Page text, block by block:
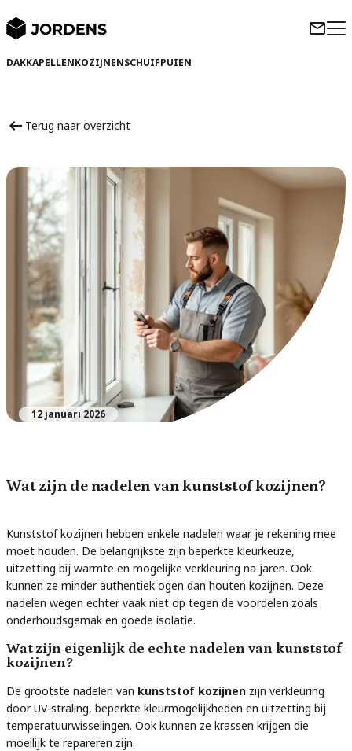
DAKKAPELLENKOZIJNENSCHUIFPUIEN
Terug naar overzicht
12 januari 2026
Wat zijn de nadelen van kunststof kozijnen?
Kunststof kozijnen hebben enkele nadelen waar je rekening mee
moet houden. De belangrijkste zijn beperkte kleurkeuze,
uitzetting bij warmte en mogelijke verkleuring na jaren. Ook
kunnen ze minder authentiek ogen dan houten kozijnen. Deze
nadelen wegen echter vaak niet op tegen de voordelen zoals
onderhoudsgemak en goede isolatie.
Wat zijn eigenlijk de echte nadelen van kunststof
kozijnen?
De grootste nadelen van kunststof kozijnen zijn verkleuring
door UV-straling, beperkte kleurmogelijkheden en uitzetting bij
temperatuurwisselingen. Ook kunnen ze krassen krijgen die
moeilijk te repareren zijn.